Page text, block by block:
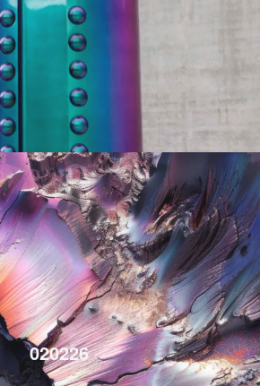
020226